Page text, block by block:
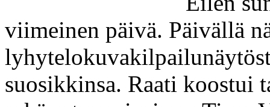
viimeinen päivä. Päivällä
suosikkinsa. Raati koostui